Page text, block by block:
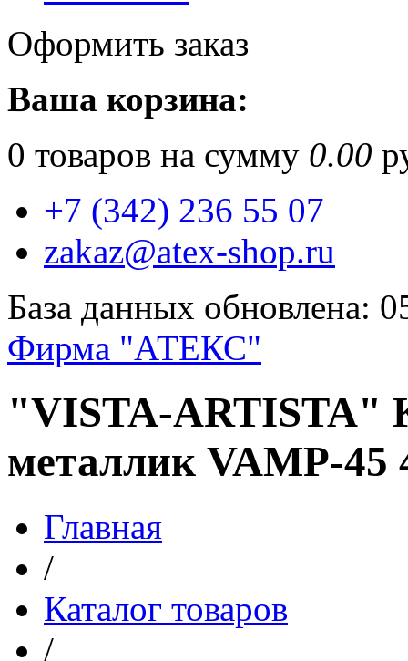
Оформить заказ
Ваша корзина:
0 товаров на сумму 0.00
+7 (342) 236 55 07
zakaz@atex-shop.ru
База данных обновлена:
Фирма "АТЕКС"
"VISTA-ARTISTA"
металлик VAMP-45
Главная
/
Каталог товаров
/